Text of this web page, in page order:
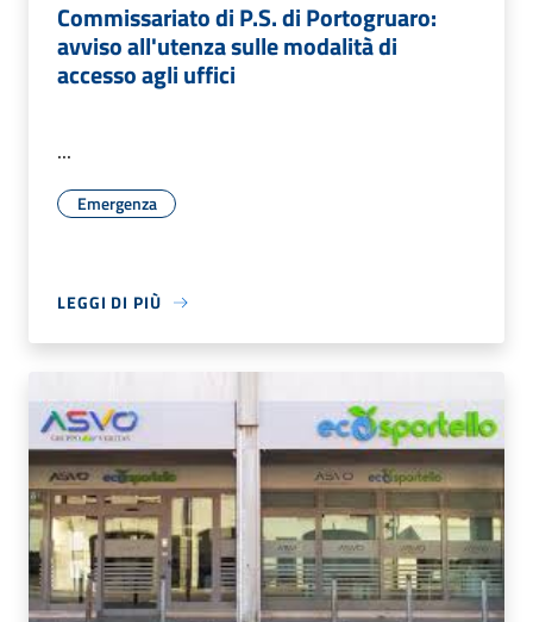
Commissariato di P.S. di Portogruaro:
avviso all'utenza sulle modalità di
accesso agli uffici
...
Emergenza
LEGGI DI PIÙ